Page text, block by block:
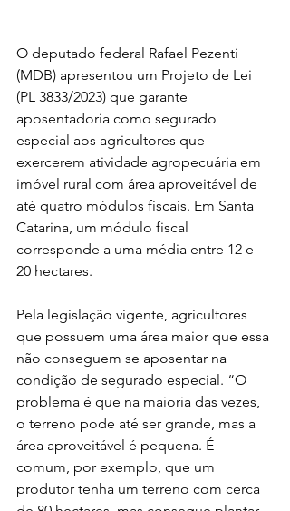
O deputado federal Rafael Pezenti
(MDB) apresentou um Projeto de Lei
(PL 3833/2023) que garante
aposentadoria como segurado
especial aos agricultores que
exercerem atividade agropecuária em
imóvel rural com área aproveitável de
até quatro módulos fiscais. Em Santa
Catarina, um módulo fiscal
corresponde a uma média entre 12 e
20 hectares.
Pela legislação vigente, agricultores
que possuem uma área maior que essa
não conseguem se aposentar na
condição de segurado especial. “O
problema é que na maioria das vezes,
o terreno pode até ser grande, mas a
área aproveitável é pequena. É
comum, por exemplo, que um
produtor tenha um terreno com cerca